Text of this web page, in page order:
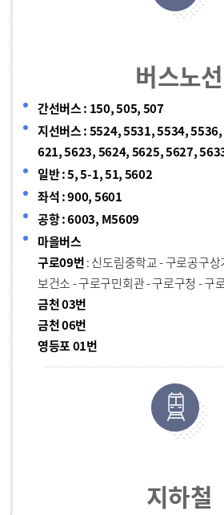
버스노선
간선버스 : 150, 505, 507
지선버스 : 5524, 5531, 5534,
621, 5623, 5624, 5625, 5627,
일반 : 5, 5-1, 51, 5602
좌석 : 900, 5601
공항 : 6003, M5609
마을버스
구로09번: 신도림중학교 - 구로공구
보건소 - 구로구민회관 - 구로구청 - 구
금천 03번
금천 06번
영등포 01번
지하철